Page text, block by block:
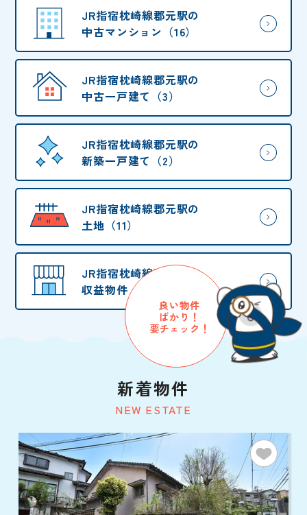
JR指宿枕崎線郡元駅の
中古マンション（16）
JR指宿枕崎線郡元駅の
中古一戸建て（3）
JR指宿枕崎線郡元駅の
新築一戸建て（2）
JR指宿枕崎線郡元駅の
土地（11）
JR指宿枕崎線郡元駅の
収益物件・他（8）
NEW ESTATE
新着物件
良い物件
ばかり！
要チェック！